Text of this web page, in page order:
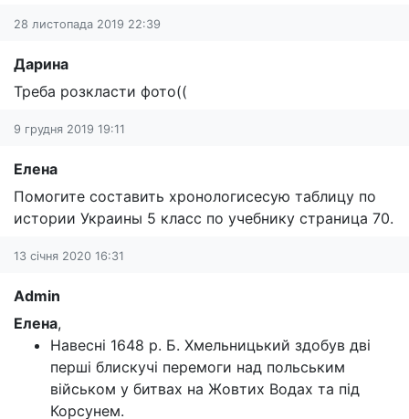
28 листопада 2019 22:39
Дарина
Треба розкласти фото((
9 грудня 2019 19:11
Елена
Помогите составить хронологисесую таблицу по
истории Украины 5 класс по учебнику страница 70.
13 січня 2020 16:31
Admin
Елена,
Навесні 1648 р. Б. Хмельницький здобув дві
перші блискучі перемоги над польським
військом у битвах на Жовтих Водах та під
Корсунем.